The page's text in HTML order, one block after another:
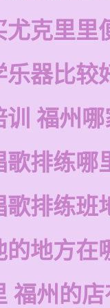
尤克里里
乐器比较
训 福州
歌排练哪
歌排练班
的地方在
福州的